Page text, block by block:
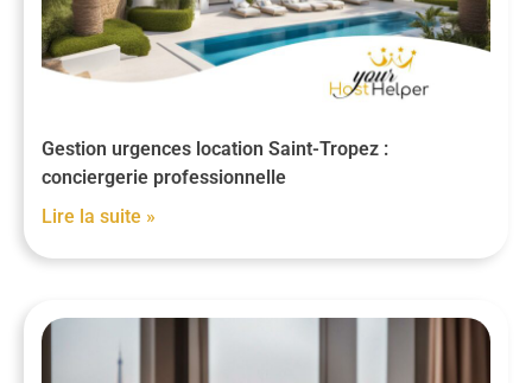
Gestion urgences location Saint-Tropez :
conciergerie professionnelle
Lire la suite »